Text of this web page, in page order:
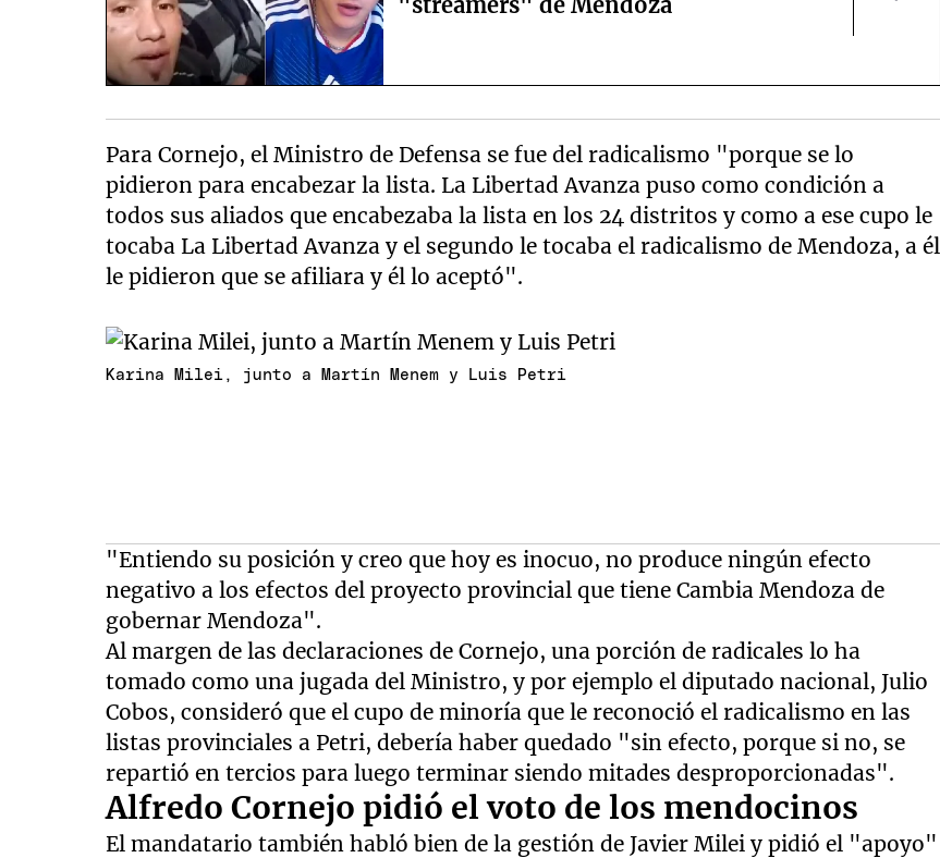
Para Cornejo, el Ministro de Defensa se fue del radicalismo "porque se lo
pidieron para encabezar la lista. La Libertad Avanza puso como condición a
todos sus aliados que encabezaba la lista en los 24 distritos y como a ese cupo le
tocaba La Libertad Avanza y el segundo le tocaba el radicalismo de Mendoza, a él
le pidieron que se afiliara y él lo aceptó".
Karina Milei, junto a Martín Menem y Luis Petri
"Entiendo su posición y creo que hoy es inocuo, no produce ningún efecto
negativo a los efectos del proyecto provincial que tiene Cambia Mendoza de
gobernar Mendoza".
Al margen de las declaraciones de Cornejo, una porción de radicales lo ha
tomado como una jugada del Ministro, y por ejemplo el diputado nacional, Julio
Cobos, consideró que el cupo de minoría que le reconoció el radicalismo en las
listas provinciales a Petri, debería haber quedado "sin efecto, porque si no, se
repartió en tercios para luego terminar siendo mitades desproporcionadas".
Alfredo Cornejo pidió el voto de los mendocinos
El mandatario también habló bien de la gestión de Javier Milei y pidió el "apoyo"